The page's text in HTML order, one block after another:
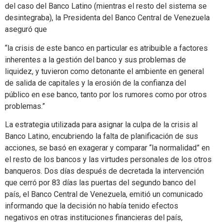
del caso del Banco Latino (mientras el resto del sistema se
desintegraba), la Presidenta del Banco Central de Venezuela
aseguró que
“la crisis de este banco en particular es atribuible a factores
inherentes a la gestión del banco y sus problemas de
liquidez, y tuvieron como detonante el ambiente en general
de salida de capitales y la erosión de la confianza del
público en ese banco, tanto por los rumores como por otros
problemas.”
La estrategia utilizada para asignar la culpa de la crisis al
Banco Latino, encubriendo la falta de planificación de sus
acciones, se basó en exagerar y comparar “la normalidad” en
el resto de los bancos y las virtudes personales de los otros
banqueros. Dos días después de decretada la intervención
que cerró por 83 días las puertas del segundo banco del
país, el Banco Central de Venezuela, emitió un comunicado
informando que la decisión no había tenido efectos
negativos en otras instituciones financieras del país,